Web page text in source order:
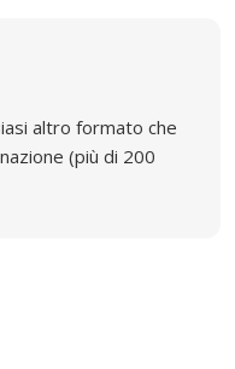
altro formato che
(più di 200